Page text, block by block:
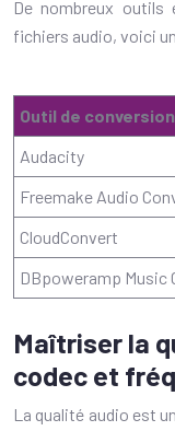
De nombreux
fichiers audio, voici
Outil de conversion
Audacity
Freemake Audio
CloudConvert
DBpoweramp Music
Maîtriser la
codec et
La qualité audio est